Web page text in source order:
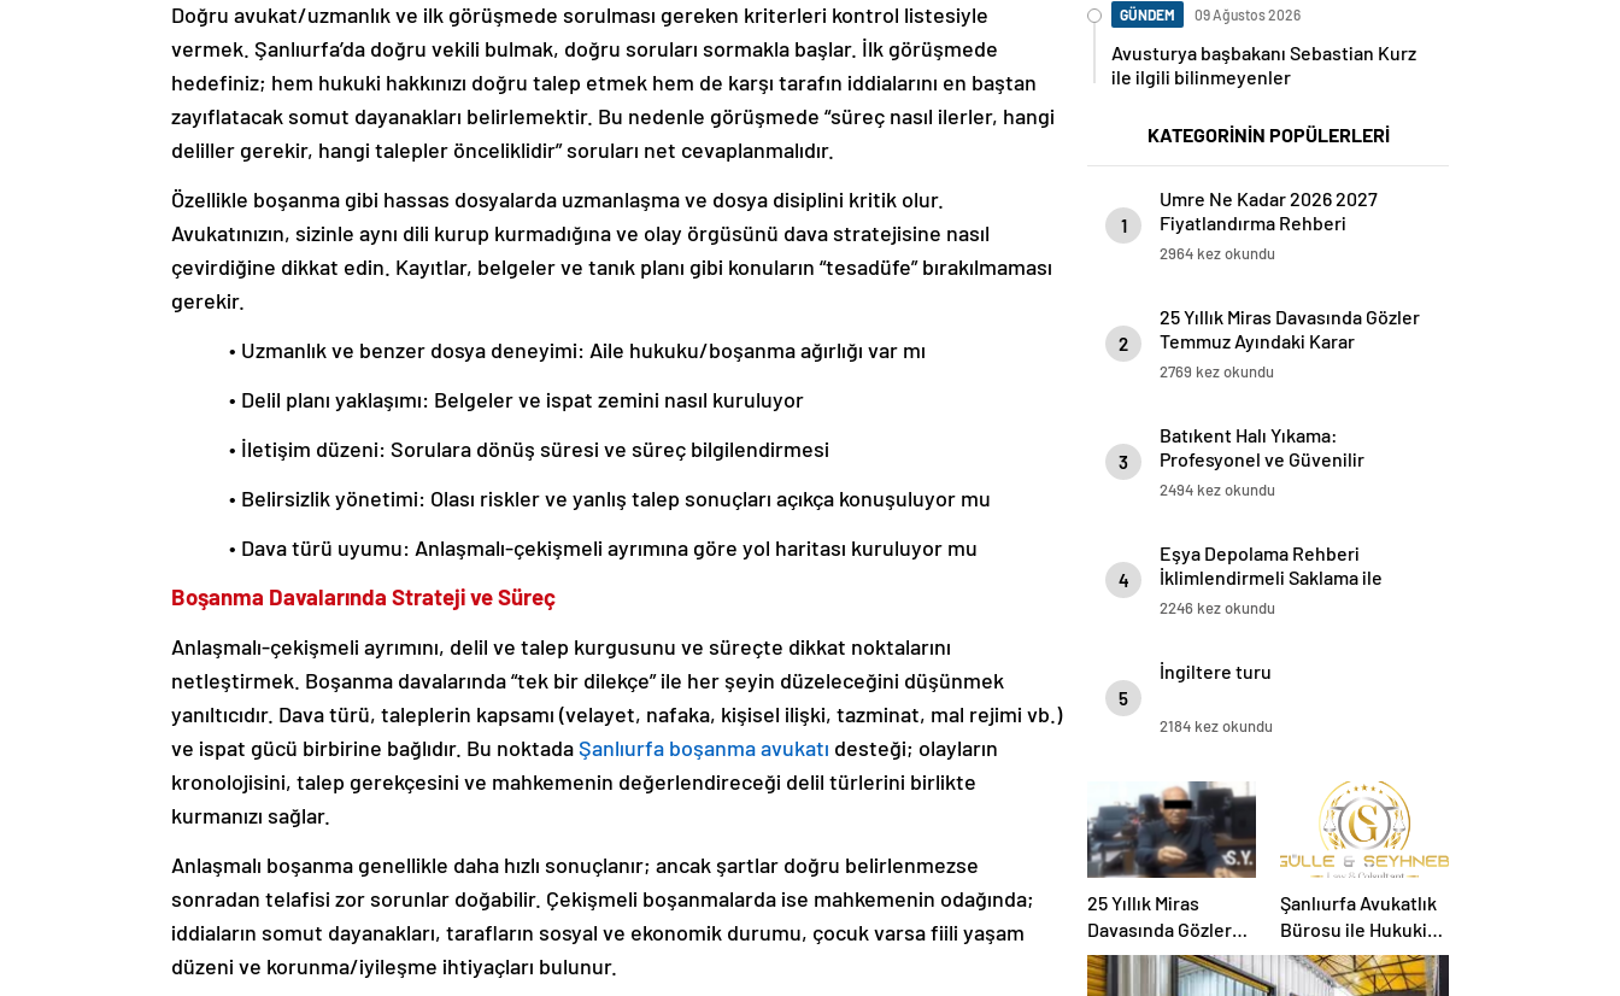
Doğru avukat/uzmanlık ve ilk görüşmede sorulması gereken kriterleri kontrol listesiyle
vermek. Şanlıurfa’da doğru vekili bulmak, doğru soruları sormakla başlar. İlk görüşmede
hedefiniz; hem hukuki hakkınızı doğru talep etmek hem de karşı tarafın iddialarını en baştan
zayıflatacak somut dayanakları belirlemektir. Bu nedenle görüşmede “süreç nasıl ilerler, hangi
deliller gerekir, hangi talepler önceliklidir” soruları net cevaplanmalıdır.
Özellikle boşanma gibi hassas dosyalarda uzmanlaşma ve dosya disiplini kritik olur.
Avukatınızın, sizinle aynı dili kurup kurmadığına ve olay örgüsünü dava stratejisine nasıl
çevirdiğine dikkat edin. Kayıtlar, belgeler ve tanık planı gibi konuların “tesadüfe” bırakılmaması
gerekir.
• Uzmanlık ve benzer dosya deneyimi: Aile hukuku/boşanma ağırlığı var mı
• Delil planı yaklaşımı: Belgeler ve ispat zemini nasıl kuruluyor
• İletişim düzeni: Sorulara dönüş süresi ve süreç bilgilendirmesi
• Belirsizlik yönetimi: Olası riskler ve yanlış talep sonuçları açıkça konuşuluyor mu
• Dava türü uyumu: Anlaşmalı-çekişmeli ayrımına göre yol haritası kuruluyor mu
Boşanma Davalarında Strateji ve Süreç
Anlaşmalı-çekişmeli ayrımını, delil ve talep kurgusunu ve süreçte dikkat noktalarını
netleştirmek. Boşanma davalarında “tek bir dilekçe” ile her şeyin düzeleceğini düşünmek
yanıltıcıdır. Dava türü, taleplerin kapsamı (velayet, nafaka, kişisel ilişki, tazminat, mal rejimi vb.)
ve ispat gücü birbirine bağlıdır. Bu noktadaŞanlıurfa boşanma avukatı desteği; olayların
kronolojisini, talep gerekçesini ve mahkemenin değerlendireceği delil türlerini birlikte
kurmanızı sağlar.
Anlaşmalı boşanma genellikle daha hızlı sonuçlanır; ancak şartlar doğru belirlenmezse
sonradan telafisi zor sorunlar doğabilir. Çekişmeli boşanmalarda ise mahkemenin odağında;
iddiaların somut dayanakları, tarafların sosyal ve ekonomik durumu, çocuk varsa fiili yaşam
düzeni ve korunma/iyileşme ihtiyaçları bulunur.
GÜNDEM 09 Ağustos 2026
Avusturya başbakanı Sebastian Kurz
ile ilgili bilinmeyenler
KATEGORİNİN POPÜLERLERİ
1
Umre Ne Kadar 2026 2027
Fiyatlandırma Rehberi
2964 kez okundu
2
25 Yıllık Miras Davasında Gözler
Temmuz Ayındaki Karar
Duruşmasına Çevrildi
2769 kez okundu
3
Batıkent Halı Yıkama:
Profesyonel ve Güvenilir
Hizmetler
2494 kez okundu
4
Eşya Depolama Rehberi
İklimlendirmeli Saklama ile
Güvenli Kullanım
2246 kez okundu
5
İngiltere turu
2184 kez okundu
25 Yıllık Miras
Davasında Gözler
Temmuz Ayındaki
Karar Duruşmasına
Şanlıurfa Avukatlık
Bürosu ile Hukuki
Süreci Doğru
Yönetin